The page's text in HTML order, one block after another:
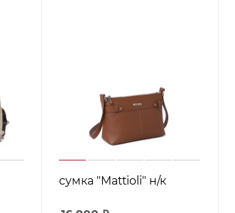
сумка "Mattioli" н/к